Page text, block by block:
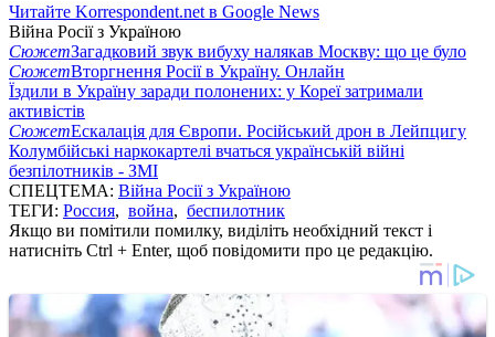
Читайте Korrespondent.net в Google News
Війна Росії з Україною
СюжетЗагадковий звук вибуху налякав Москву: що це було
СюжетВторгнення Росії в Україну. Онлайн
Їздили в Україну заради полонених: у Кореї затримали
активістів
СюжетЕскалація для Європи. Російський дрон в Лейпцигу
Колумбійські наркокартелі вчаться українській війні
безпілотників - ЗМІ
СПЕЦТЕМА: Війна Росії з Україною
ТЕГИ: Россия, война, беспилотник
Якщо ви помітили помилку, виділіть необхідний текст і
натисніть Ctrl + Enter, щоб повідомити про це редакцію.